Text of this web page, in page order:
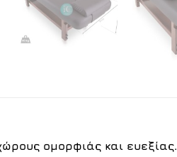
ομορφιάς και ευεξίας.